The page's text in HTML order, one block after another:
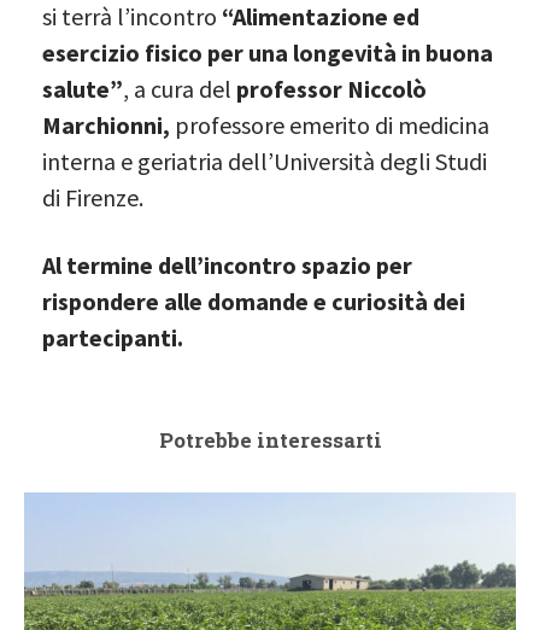
si terrà l’incontro “Alimentazione ed
esercizio fisico per una longevità in buona
salute”, a cura del professor Niccolò
Marchionni, professore emerito di medicina
interna e geriatria dell’Università degli Studi
di Firenze.
Al termine dell’incontro spazio per
rispondere alle domande e curiosità dei
partecipanti.
Potrebbe interessarti